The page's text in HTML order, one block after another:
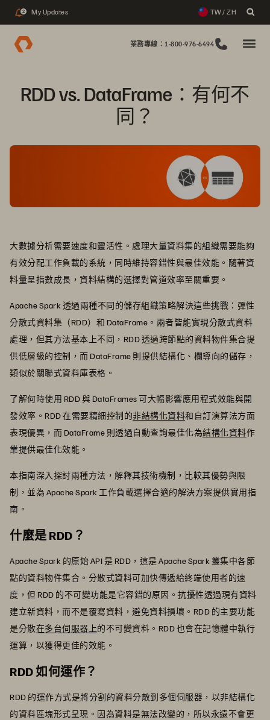
2 My Updates TW / ZH
業務專線：1-800-976-6494
RDD vs. DataFrame：有何不
同？
大數據分析需要速度和靈活性。處理大量資料集的組織需要能夠
有效分配工作負載的系統，同時維持容錯性與最佳效能。隨著資
料量呈指數成長，資料結構的選擇對管道效率至關重要。
Apache Spark 透過兩種不同的儲存組織策略解決這些挑戰：彈性
分散式資料集（RDD）和 DataFrame。兩者皆能實現分散式資料
處理，但其方法基本上不同，RDD 透過跨節點的資料物件集合提
供低層級的控制，而 DataFrame 則提供結構化、欄導向的儲存，
類似於關聯式資料庫表格。
了解何時使用 RDD 與 DataFrames 可大幅影響應用程式效能與開
發效率。RDD 在需要精細控制的非結構化資料和自訂演算法方面
表現優異，而 DataFrame 則透過自動查詢最佳化為結構化資料作
業提供最佳化效能。
本指南深入探討兩種方法，解釋其技術機制，比較其優勢與限
制，並為 Apache Spark 工作負載選擇合適的解決方案提供實用指
南。
什麼是 RDD？
Apache Spark 的原始 API 是 RDD，這是 Apache Spark 叢集中各節
點的資料物件集合。分散式資料可加快傳遞給終端使用者的速
度，但 RDD 的不可變功能是它容錯的原因。抗擾性透過現有資料
建立新資料，而不是覆寫資料，避免資料損壞。RDD 的主要功能
是分散在多台伺服器上的不可變資料。RDD 也會在記憶體中執行
運算，以獲得更佳的效能。
RDD 如何運作？
RDD 的運作方式是將分割的資料分散到多個伺服器，以非結構化
的資料區塊形式呈現。因為資料是無法改變的，所以永遠不會更